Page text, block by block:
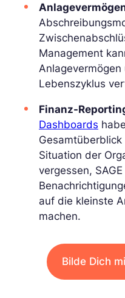
Management
Lebenszyklus
Finanz-
Dashboards
Situation der
vergessen,
auf die kleinste
machen.
Bilde Dich